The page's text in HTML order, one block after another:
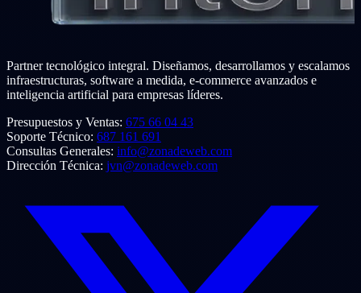
Partner tecnológico integral. Diseñamos, desarrollamos y escalamos
infraestructuras, software a medida, e-commerce avanzados e
inteligencia artificial para empresas líderes.
Presupuestos y Ventas: 675 66 04 43
Soporte Técnico: 687 161 691
Consultas Generales: info@zonadeweb.com
Dirección Técnica: jvn@zonadeweb.com